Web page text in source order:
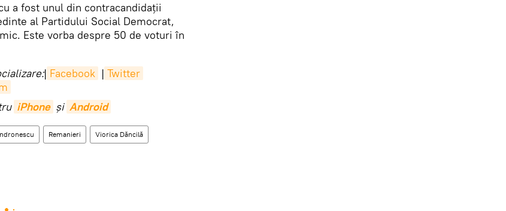
a fost unul din contracandidații
al Partidului Social Democrat,
Este vorba despre 50 de voturi în
| Facebook | Twitter
iPhone și Android
Remanieri Viorica Dăncilă